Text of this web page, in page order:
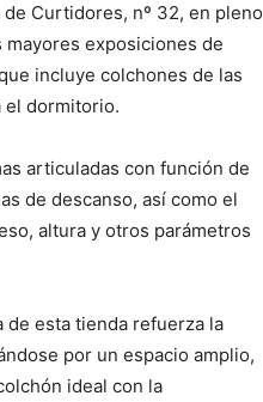
Curtidores, nº 32, en pleno
exposiciones de
incluye colchones de las
el dormitorio.
articuladas con función de
de descanso, así como el
altura y otros parámetros
de esta tienda refuerza la
por un espacio amplio,
ideal con la